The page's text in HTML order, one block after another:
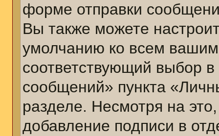
форме отправки
Вы также можете
умолчанию ко всем
соответствующий выбор
сообщений» пункта
разделе. Несмотря на
добавление подписи в